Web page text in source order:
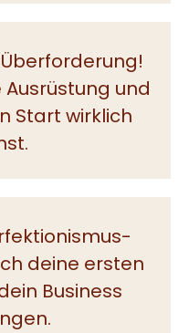
Ausrüstung und
Start wirklich
deine ersten
Business